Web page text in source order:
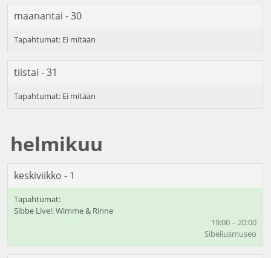
maanantai - 30
tiistai - 31
helmikuu
keskiviikko - 1
Sibbe Live!: Wimme & Rinne
19:00 – 20:00
Sibeliusmuseo